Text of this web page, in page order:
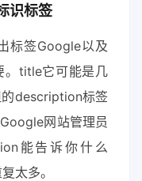
识标签
标签Google以及
。title它可能是几
description标签
网站管理员
能告诉你什么
太多。